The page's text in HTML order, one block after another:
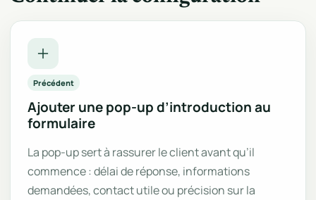
Précédent
Ajouter une pop-up d’introduction au
formulaire
La pop-up sert à rassurer le client avant qu’il
commence : délai de réponse, informations
demandées, contact utile ou précision sur la